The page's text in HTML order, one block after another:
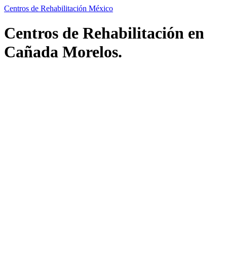
Centros de Rehabilitación México
Centros de Rehabilitación en
Cañada Morelos.